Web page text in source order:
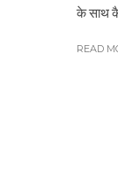
के साथ
READ